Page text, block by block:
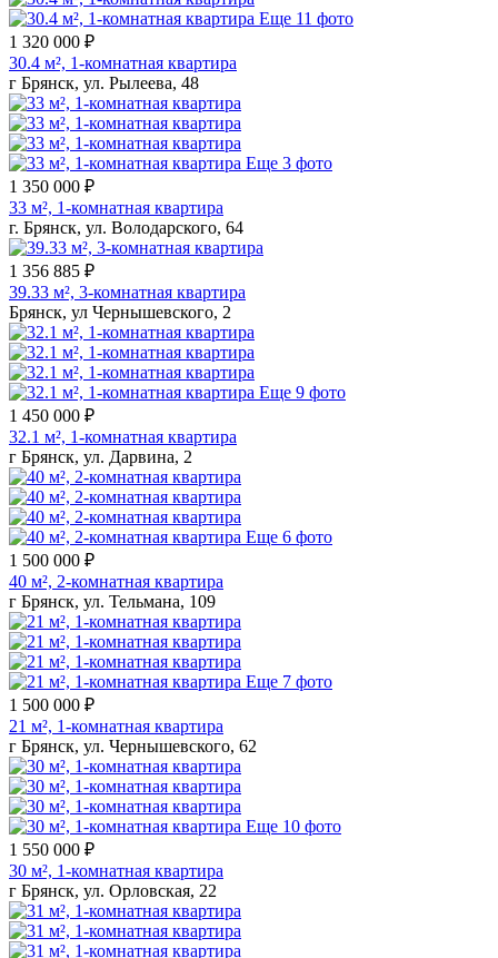
Еще 11 фото
1 320 000 ₽
30.4 м², 1-комнатная квартира
г Брянск, ул. Рылеева, 48
Еще 3 фото
1 350 000 ₽
33 м², 1-комнатная квартира
г. Брянск, ул. Володарского, 64
1 356 885 ₽
39.33 м², 3-комнатная квартира
Брянск, ул Чернышевского, 2
Еще 9 фото
1 450 000 ₽
32.1 м², 1-комнатная квартира
г Брянск, ул. Дарвина, 2
Еще 6 фото
1 500 000 ₽
40 м², 2-комнатная квартира
г Брянск, ул. Тельмана, 109
Еще 7 фото
1 500 000 ₽
21 м², 1-комнатная квартира
г Брянск, ул. Чернышевского, 62
Еще 10 фото
1 550 000 ₽
30 м², 1-комнатная квартира
г Брянск, ул. Орловская, 22